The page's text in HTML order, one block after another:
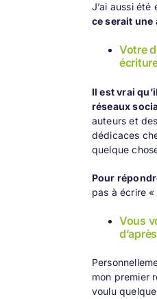
J’ai aussi
ce serait une
Votre
Il est vrai
réseaux
auteurs et
dédicaces
quelque
Pour
pas à écrire
Vous
mon premier
voulu